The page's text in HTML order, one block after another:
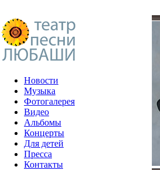
Новости
Музыка
Фотогалерея
Видео
Альбомы
Концерты
Для детей
Пресса
Контакты